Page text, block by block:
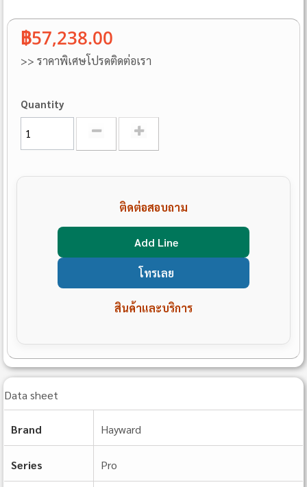
฿57,238.00
>> ราคาพิเศษโปรดติดต่อเรา
Quantity
ติดต่อสอบถาม
Add Line
โทรเลย
สินค้าและบริการ
Data sheet
Brand Hayward
Series Pro